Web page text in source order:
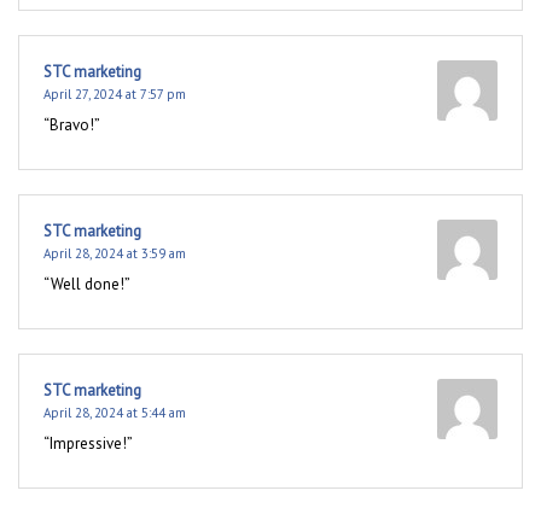
STC marketing
April 27, 2024 at 7:57 pm
“Bravo!”
STC marketing
April 28, 2024 at 3:59 am
“Well done!”
STC marketing
April 28, 2024 at 5:44 am
“Impressive!”